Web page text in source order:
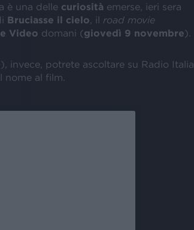
è una delle curiosità emerse, ieri sera
Bruciasse il cielo , il road movie
Video domani (giovedì 9 novembre).
), invece, potrete ascoltare su Radio Italia
nome al film.